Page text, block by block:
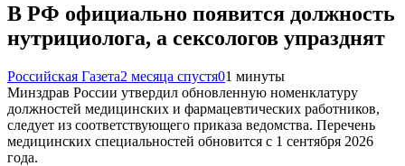
В РФ официально появится должность
нутрициолога, а сексологов упразднят
Российская Газета2 месяца спустя01 минуты
Минздрав России утвердил обновленную номенклатуру
должностей медицинских и фармацевтических работников,
следует из соответствующего приказа ведомства. Перечень
медицинских специальностей обновится с 1 сентября 2026
года.